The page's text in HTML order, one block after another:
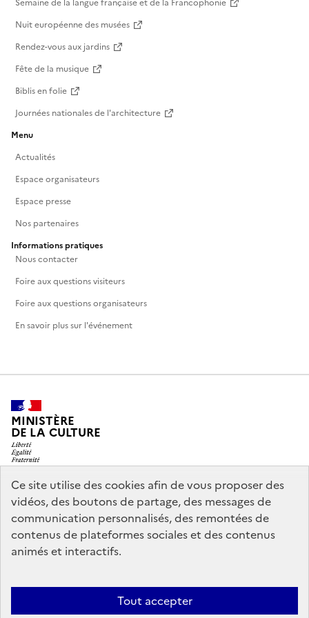
Ce site utilise des cookies afin de vous proposer des
vidéos, des boutons de partage, des messages de
communication personnalisés, des remontées de
contenus de plateformes sociales et des contenus
animés et interactifs.
Tout accepter
chinois en forêt de Fontainebleau"2. Le
développement architectural et économique de la
ville de Fontainebleau au XVIIIe (à partir de
16h30)Josette Ripoll : "Les hôtels particuliers de
Fontainebleau"Frédéric Viey : "Les porcelainiers de
Fontainebleau" • CONFÉRENCESamedi 26
septembre – 15h (durée 2h)Entrée libre – tout
et auteur de l’ouvrage "Les séjours de Marie-
Antoinette à Fontainebleau", 1770-1786.Une séance
Semaine de la langue française et de la Francophonie
Nuit européenne des musées
Rendez-vous aux jardins
Fête de la musique
Biblis en folie
Journées nationales de l'architecture
Menu
Actualités
Espace organisateurs
Espace presse
Nos partenaires
Informations pratiques
Nous contacter
Foire aux questions visiteurs
Foire aux questions organisateurs
En savoir plus sur l'événement
MINISTÈRE
DE LA CULTURE
legifrance.gouv.fr
info.gouv.fr
service-public.gouv.fr
data.gouv.fr
Mentions légales